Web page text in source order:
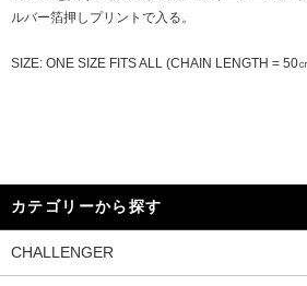
ルバー箔押しプリントで入る。
SIZE: ONE SIZE FITS ALL (CHAIN LENGTH = 50
カテゴリーから探す
CHALLENGER